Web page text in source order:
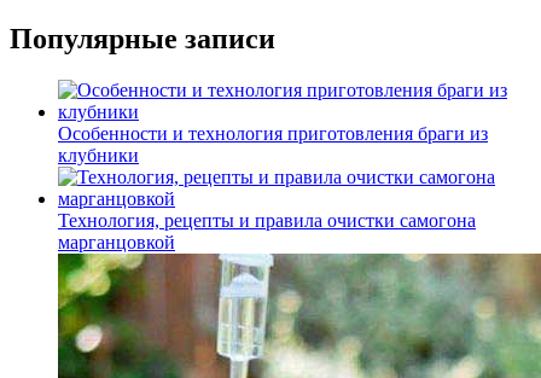
Популярные записи
Особенности и технология приготовления браги из
клубники
Технология, рецепты и правила очистки самогона
марганцовкой